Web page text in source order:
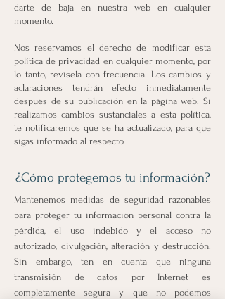
darte de baja en nuestra web en cualquier
momento.
Nos reservamos el derecho de modificar esta
política de privacidad en cualquier momento, por
lo tanto, revísela con frecuencia. Los cambios y
aclaraciones tendrán efecto inmediatamente
después de su publicación en la página web. Si
realizamos cambios sustanciales a esta política,
te notificaremos que se ha actualizado, para que
sigas informado al respecto.
¿Cómo protegemos tu información?
Mantenemos medidas de seguridad razonables
para proteger tu información personal contra la
pérdida, el uso indebido y el acceso no
autorizado, divulgación, alteración y destrucción.
Sin embargo, ten en cuenta que ninguna
transmisión de datos por Internet es
completamente segura y que no podemos